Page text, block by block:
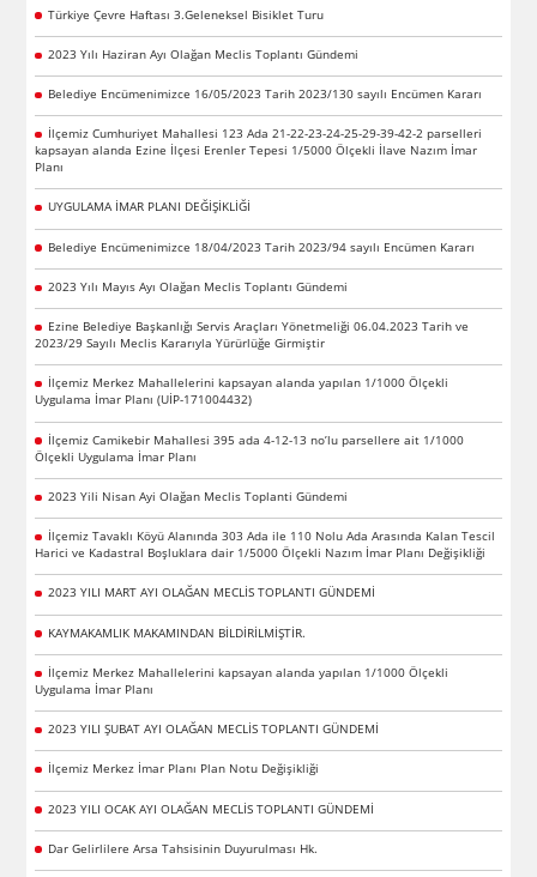
Türkiye Çevre Haftası 3.Geleneksel Bisiklet Turu
2023 Yılı Haziran Ayı Olağan Meclis Toplantı Gündemi
Belediye Encümenimizce 16/05/2023 Tarih 2023/130 sayılı Encümen Kararı
İlçemiz Cumhuriyet Mahallesi 123 Ada 21-22-23-24-25-29-39-42-2 parselleri
kapsayan alanda Ezine İlçesi Erenler Tepesi 1/5000 Ölçekli İlave Nazım İmar
Planı
UYGULAMA İMAR PLANI DEĞİŞİKLİĞİ
Belediye Encümenimizce 18/04/2023 Tarih 2023/94 sayılı Encümen Kararı
2023 Yılı Mayıs Ayı Olağan Meclis Toplantı Gündemi
Ezine Belediye Başkanlığı Servis Araçları Yönetmeliği 06.04.2023 Tarih ve
2023/29 Sayılı Meclis Kararıyla Yürürlüğe Girmiştir
İlçemiz Merkez Mahallelerini kapsayan alanda yapılan 1/1000 Ölçekli
Uygulama İmar Planı (UİP-171004432)
İlçemiz Camikebir Mahallesi 395 ada 4-12-13 no’lu parsellere ait 1/1000
Ölçekli Uygulama İmar Planı
2023 Yili Nisan Ayi Olağan Meclis Toplanti Gündemi
İlçemiz Tavaklı Köyü Alanında 303 Ada ile 110 Nolu Ada Arasında Kalan Tescil
Harici ve Kadastral Boşluklara dair 1/5000 Ölçekli Nazım İmar Planı Değişikliği
2023 YILI MART AYI OLAĞAN MECLİS TOPLANTI GÜNDEMİ
KAYMAKAMLIK MAKAMINDAN BİLDİRİLMİŞTİR.
İlçemiz Merkez Mahallelerini kapsayan alanda yapılan 1/1000 Ölçekli
Uygulama İmar Planı
2023 YILI ŞUBAT AYI OLAĞAN MECLİS TOPLANTI GÜNDEMİ
İlçemiz Merkez İmar Planı Plan Notu Değişikliği
2023 YILI OCAK AYI OLAĞAN MECLİS TOPLANTI GÜNDEMİ
Dar Gelirlilere Arsa Tahsisinin Duyurulması Hk.